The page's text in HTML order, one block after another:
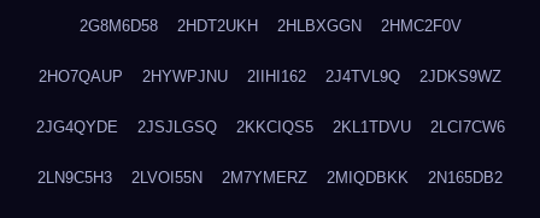
2G8M6D58 2HDT2UKH 2HLBXGGN 2HMC2F0V
2HO7QAUP 2HYWPJNU 2IIHI162 2J4TVL9Q 2JDKS9WZ
2JG4QYDE 2JSJLGSQ 2KKCIQS5 2KL1TDVU 2LCI7CW6
2LN9C5H3 2LVOI55N 2M7YMERZ 2MIQDBKK 2N165DB2